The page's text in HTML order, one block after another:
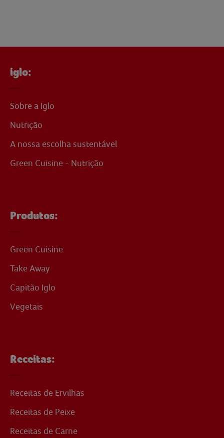
iglo:
Sobre a Iglo
Nutrição
A nossa escolha sustentável
Green Cuisine - Nutrição
Produtos:
Green Cuisine
Take Away
Capitão Iglo
Vegetais
Receitas:
Receitas de Ervilhas
Receitas de Peixe
Receitas de Carne